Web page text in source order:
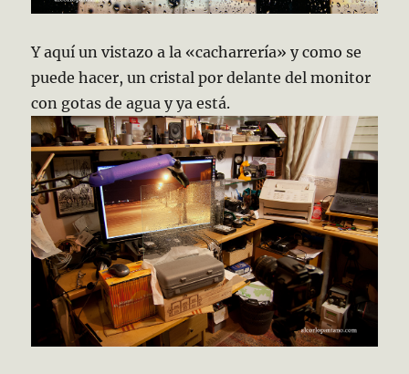
Y aquí un vistazo a la «cacharrería» y como se
puede hacer, un cristal por delante del monitor
con gotas de agua y ya está.